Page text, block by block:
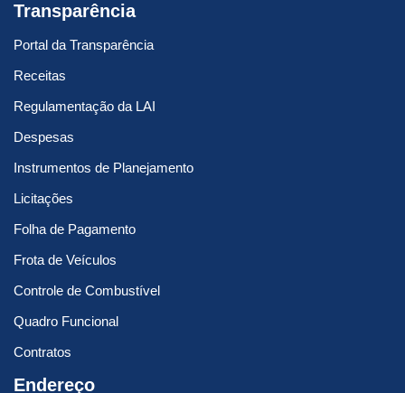
Transparência
Portal da Transparência
Receitas
Regulamentação da LAI
Despesas
Instrumentos de Planejamento
Licitações
Folha de Pagamento
Frota de Veículos
Controle de Combustível
Quadro Funcional
Contratos
Endereço